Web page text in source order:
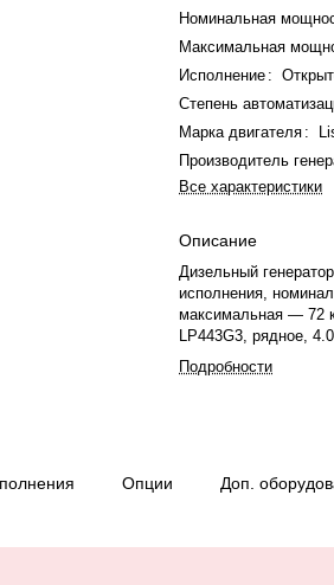
Номинальная
Максимальная
Исполнение :
Степень
Марка двигателя :
Производитель
Все характеристики
Описание
Дизельный
исполнения,
максимальная — 72
LP443G3, рядное,
электронный
двигателя — 78 кВт.
датчиком уровня
габариты:
Подробности
Опции Доп.